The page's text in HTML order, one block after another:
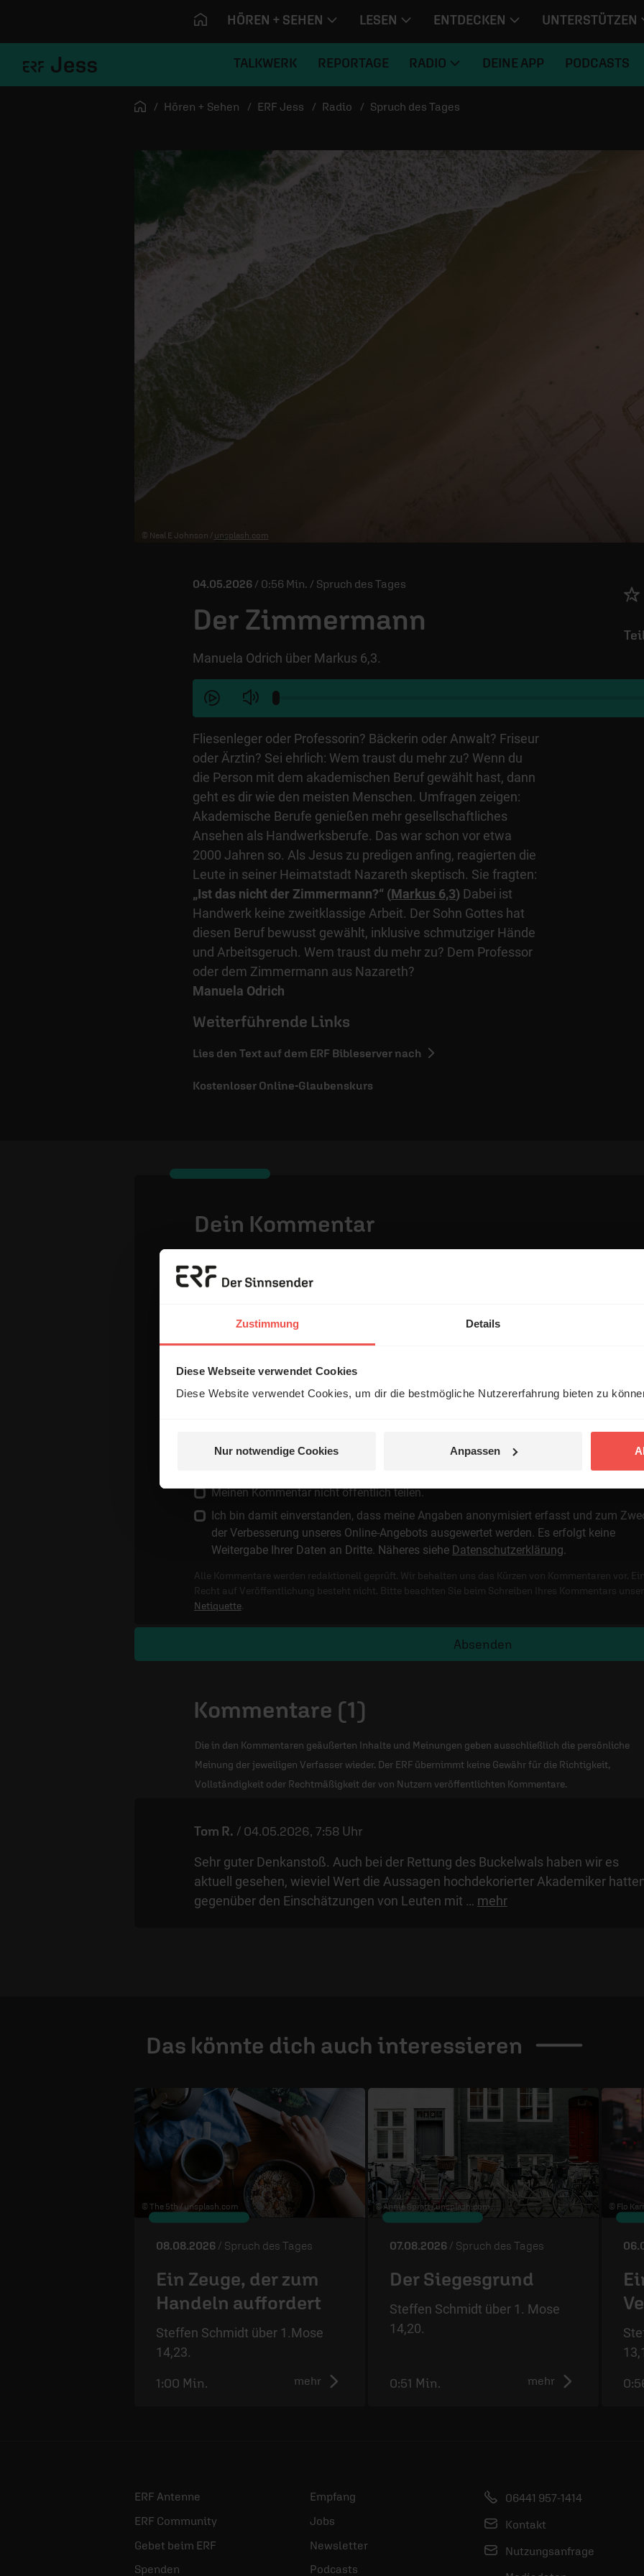
Zustimmung Details
Diese Webseite verwendet Cookies
Diese Website verwendet Cookies, um dir die bestmögliche Nutzererfahrung bieten zu
Nur notwendige Cookies Anpassen
HÖREN + SEHEN LESEN ENTDECKEN UNTERSTÜTZEN
TALKWERK REPORTAGE RADIO DEINE APP PODCASTS
Startseite
Hören + Sehen ERF Jess Radio Spruch des Tages
© Neal E Johnson / unsplash.com
04.05.2026 / 0:56 Min. / Spruch des Tages
Der Zimmermann
Manuela Odrich über Markus 6,3.
Fliesenleger oder Professorin? Bäckerin oder Anwalt? Friseur
oder Ärztin? Sei ehrlich: Wem traust du mehr zu? Wenn du
die Person mit dem akademischen Beruf gewählt hast, dann
geht es dir wie den meisten Menschen. Umfragen zeigen:
Akademische Berufe genießen mehr gesellschaftliches
Ansehen als Handwerksberufe. Das war schon vor etwa
2000 Jahren so. Als Jesus zu predigen anfing, reagierten die
Leute in seiner Heimatstadt Nazareth skeptisch. Sie fragten:
„Ist das nicht der Zimmermann?“ (Markus 6,3) Dabei ist
Handwerk keine zweitklassige Arbeit. Der Sohn Gottes hat
diesen Beruf bewusst gewählt, inklusive schmutziger Hände
und Arbeitsgeruch. Wem traust du mehr zu? Dem Professor
oder dem Zimmermann aus Nazareth?
Manuela Odrich
Weiterführende Links
Lies den Text auf dem ERF Bibleserver nach
Kostenloser Online-Glaubenskurs
Dein Kommentar
Name:
Die E-Mail-Adresse wird nicht veröffentlicht.
Meinen Kommentar nicht öffentlich teilen.
Ich bin damit einverstanden, dass meine Angaben anonymisiert erfasst und zum
der Verbesserung unseres Online-Angebots ausgewertet werden. Es erfolgt keine
Weitergabe Ihrer Daten an Dritte. Näheres siehe Datenschutzerklärung.
Alle Kommentare werden redaktionell geprüft. Wir behalten uns das Kürzen von Kommentaren vor.
Recht auf Veröffentlichung besteht nicht. Bitte beachten Sie beim Schreiben Ihres Kommentars
Netiquette.
Absenden
Kommentare (1)
Die in den Kommentaren geäußerten Inhalte und Meinungen geben ausschließlich die persönliche
Meinung der jeweiligen Verfasser wieder. Der ERF übernimmt keine Gewähr für die Richtigkeit,
Vollständigkeit oder Rechtmäßigkeit der von Nutzern veröffentlichten Kommentare.
Tom R. / 04.05.2026, 7:58 Uhr
Sehr guter Denkanstoß. Auch bei der Rettung des Buckelwals haben wir es
aktuell gesehen, wieviel Wert die Aussagen hochdekorierter Akademiker
gegenüber den Einschätzungen von Leuten mit … mehr
Das könnte dich auch interessieren
© The 5th / unsplash.com
08.08.2026 / Spruch des Tages
Ein Zeuge, der zum
Handeln auffordert
Steffen Schmidt über 1.Mose
14,23.
mehr
1:00 Min.
© Annie Spratt /unsplash.com
07.08.2026 / Spruch des Tages
Der Siegesgrund
Steffen Schmidt über 1. Mose
14,20.
mehr
0:51 Min.
© Flo
ERF Antenne
ERF Community
Gebet beim ERF
Spenden
Empfang
Jobs
Newsletter
Podcasts
06441 957-1414
Kontakt
Nutzungsanfrage